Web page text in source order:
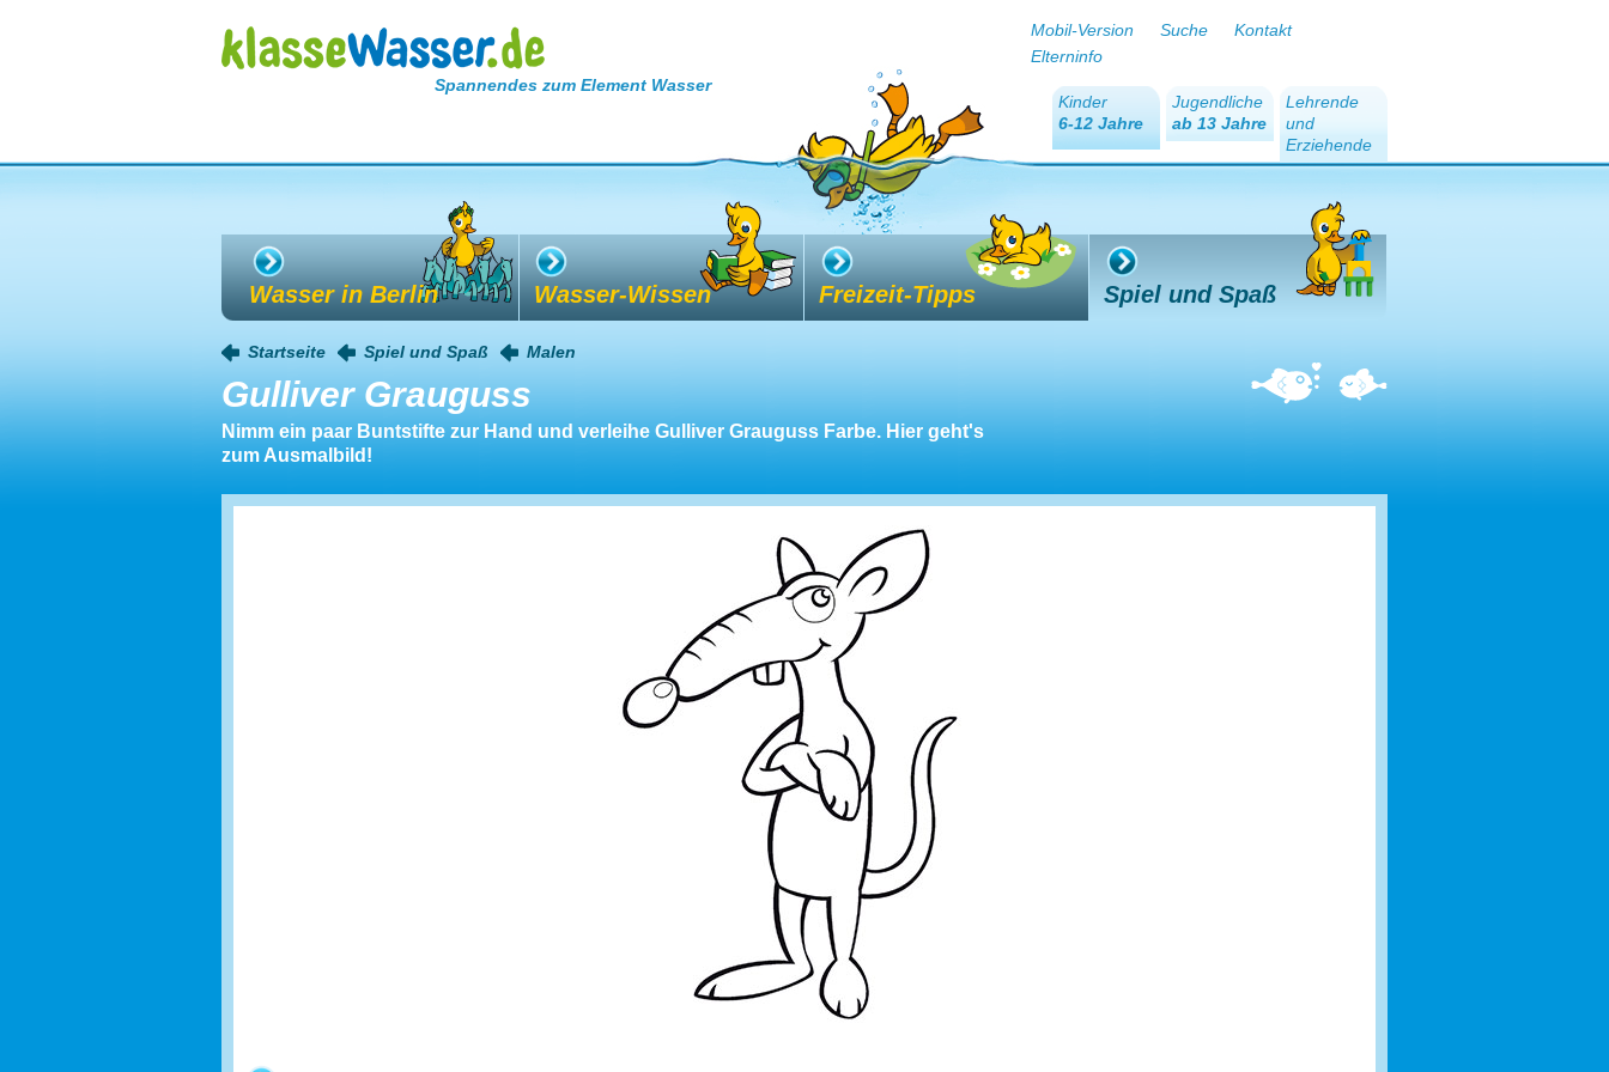
Spannendes zum Element Wasser
Mobil-Version Suche
Kontakt
Elterninfo
Kinder
6-12 Jahre
Jugendliche
ab 13 Jahre
Lehrende
und
Erziehende
Wasser in Berlin Wasser-Wissen Freizeit-Tipps Spiel und Spaß
Startseite Spiel und Spaß Malen
Gulliver Grauguss
Nimm ein paar Buntstifte zur Hand und verleihe Gulliver Grauguss Farbe. Hier geht's
zum Ausmalbild!